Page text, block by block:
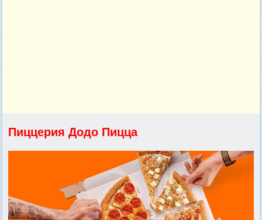
Пиццерия Додо Пицца